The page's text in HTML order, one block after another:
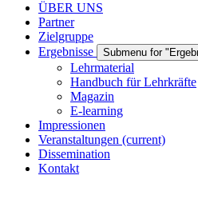
ÜBER UNS
Partner
Zielgruppe
Ergebnisse
Submenu for
Lehrmaterial
Handbuch für Lehrkräfte
Magazin
E-learning
Impressionen
Veranstaltungen (current)
Dissemination
Kontakt